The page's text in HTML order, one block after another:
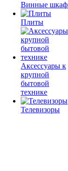
Винные
Плиты
Аксессуары к
крупной
бытовой
технике
Телевизоры